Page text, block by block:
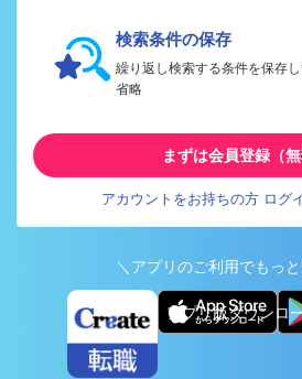
検索条件の保存
繰り返し検索する条件を保存
省略
まずは会員登録（無
アカウントをお持ちの方 ログ
＼アプリのご利用でもっ
アプリ版ダウンロ